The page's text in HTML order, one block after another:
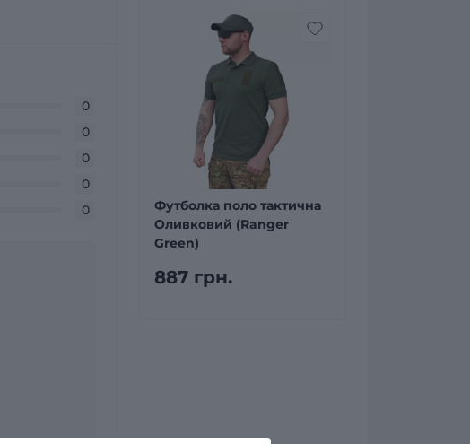
0
0
0
0
0
Футболка поло тактична
Оливковий (Ranger
Green)
887 грн.